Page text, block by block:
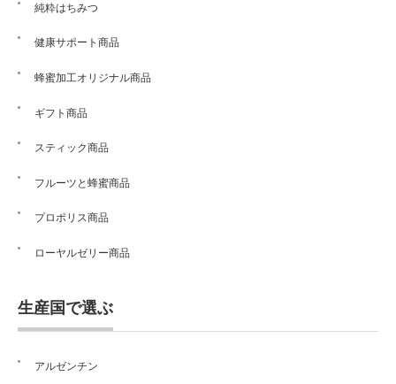
純粋はちみつ
健康サポート商品
蜂蜜加工オリジナル商品
ギフト商品
スティック商品
フルーツと蜂蜜商品
プロポリス商品
ローヤルゼリー商品
生産国で選ぶ
アルゼンチン